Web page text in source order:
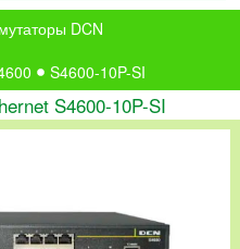
DCN
S4600-10P-SI
S4600-10P-SI